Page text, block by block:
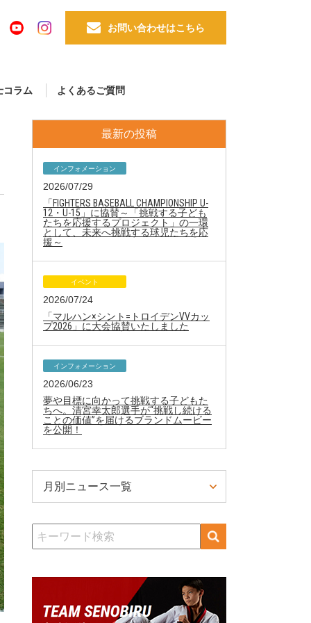
お問い合わせはこちら
コラム よくあるご質問
最新の投稿
インフォメーション
2026/07/29
「FIGHTERS BASEBALL CHAMPIONSHIP U-
12・U-15」に協賛～「挑戦する子ども
たちを応援するプロジェクト」の一環
として、未来へ挑戦する球児たちを応
援～
イベント
2026/07/24
「マルハン×シント=トロイデンVVカッ
プ2026」に大会協賛いたしました
インフォメーション
2026/06/23
夢や目標に向かって挑戦する子どもた
ちへ。清宮幸太郎選手が“挑戦し続ける
ことの価値”を届けるブランドムービー
を公開！
月別ニュース一覧